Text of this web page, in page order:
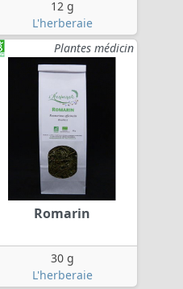
12 g
L'herberaie
Plantes médicin
Romarin
30 g
L'herberaie